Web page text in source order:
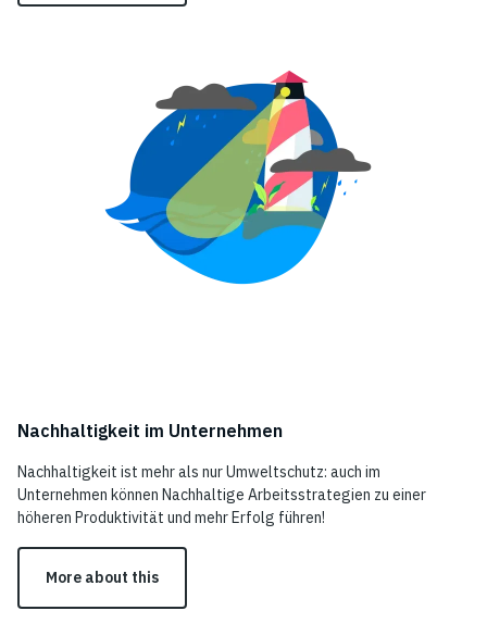
Nachhaltigkeit im Unternehmen
Nachhaltigkeit ist mehr als nur Umweltschutz: auch im
Unternehmen können Nachhaltige Arbeitsstrategien zu einer
höheren Produktivität und mehr Erfolg führen!
More about this